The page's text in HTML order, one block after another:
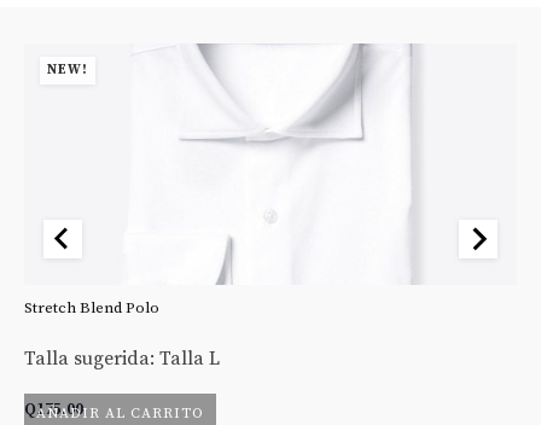
NEW!
AÑADIR AL CARRITO
Stretch Blend Polo
Talla sugerida: Talla L
Q175.00